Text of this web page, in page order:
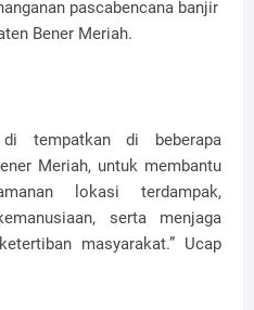
pascabencana banjir
Bener Meriah.
tempatkan di beberapa
Meriah, untuk membantu
lokasi terdampak,
serta menjaga
masyarakat.” Ucap